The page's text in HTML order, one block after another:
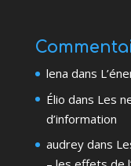
lena dans
Élio dans Les
d’information
audreydans